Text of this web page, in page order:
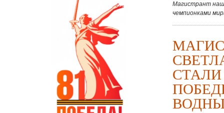
Магистрант
чемпионками